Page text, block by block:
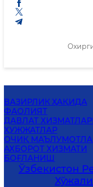
ВАЗИРЛИК ҲАҚИДА
ФАОЛИЯТ
ДАВЛАТ
ҲУЖЖАТЛАР
ОЧИҚ
АХБОРОТ ХИЗМАТИ
БОҒЛАНИШ
Ўзбекистон